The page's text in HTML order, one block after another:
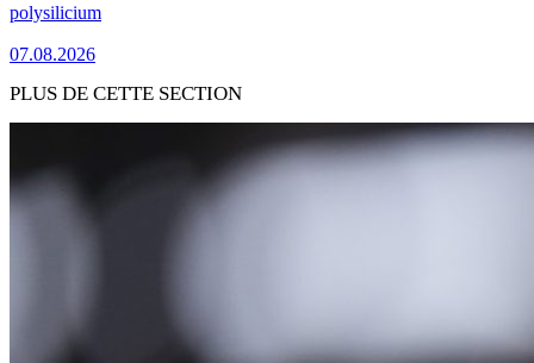
polysilicium
07.08.2026
PLUS DE CETTE SECTION